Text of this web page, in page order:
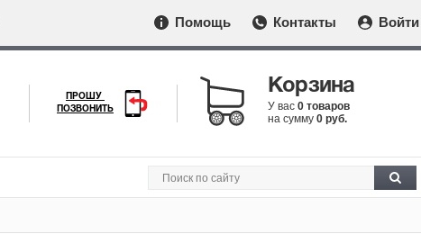
Помощь Контакты Войти
ПРОШУ
ПОЗВОНИТЬ
Корзина
У вас 0 товаров
на сумму 0 руб.